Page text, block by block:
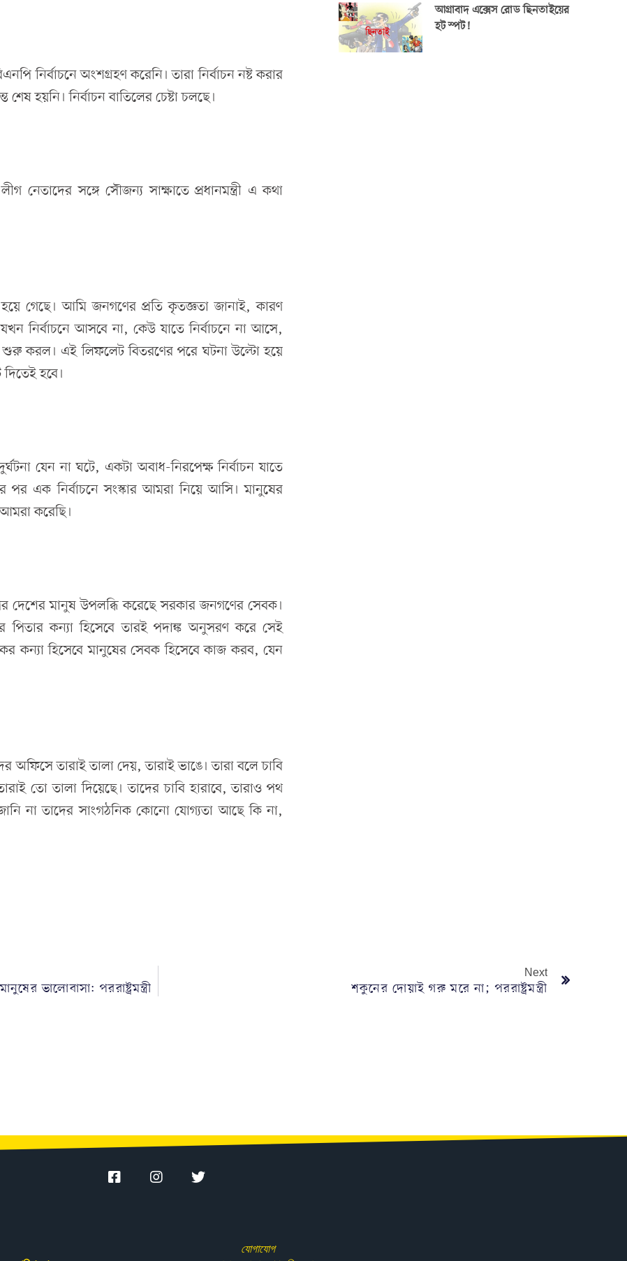
নির্বাচনে অংশগ্রহণ করেনি। তারা নির্বাচন নষ্ট করার
হয়নি। নির্বাচন বাতিলের চেষ্টা চলছে।
নেতাদের সঙ্গে সৌজন্য সাক্ষাতে প্রধানমন্ত্রী এ কথা
গেছে। আমি জনগণের প্রতি কৃতজ্ঞতা জানাই, কারণ
নির্বাচনে আসবে না, কেউ যাতে নির্বাচনে না আসে,
করল। এই লিফলেট বিতরণের পরে ঘটনা উল্টো হয়ে
হবে।
যেন না ঘটে, একটা অবাধ-নিরপেক্ষ নির্বাচন যাতে
পর এক নির্বাচনে সংস্কার আমরা নিয়ে আসি। মানুষের
করেছি।
দেশের মানুষ উপলব্ধি করেছে সরকার জনগণের সেবক।
কন্যা হিসেবে তারই পদাঙ্ক অনুসরণ করে সেই
কন্যা হিসেবে মানুষের সেবক হিসেবে কাজ করব, যেন
অফিসে তারাই তালা দেয়, তারাই ভাঙে। তারা বলে চাবি
তো তালা দিয়েছে। তাদের চাবি হারাবে, তারাও পথ
না তাদের সাংগঠনিক কোনো যোগ্যতা আছে কি না,
আগ্রাবাদ এক্সেস রোড ছিনতাইয়ের
হট স্পট!
ভালোবাসা: পররাষ্ট্রমন্ত্রী
Next
শকুনের দোয়াই গরু মরে না; পররাষ্ট্রমন্ত্রী
যোগাযোগ